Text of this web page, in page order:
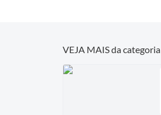
VEJA MAIS da categoria